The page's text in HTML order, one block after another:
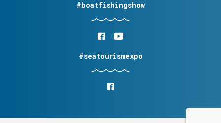
#boatfishingshow
#seatourismexpo